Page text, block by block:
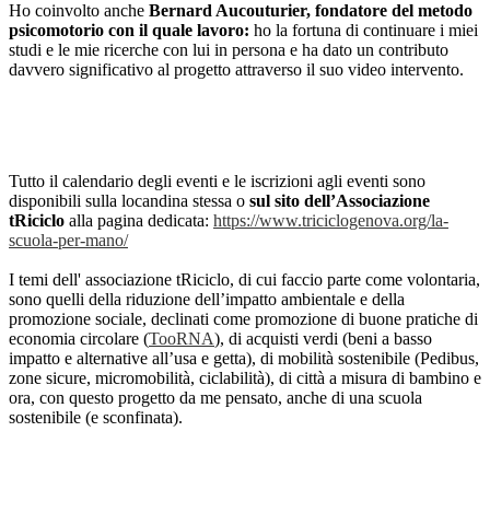
Ho coinvolto anche Bernard Aucouturier, fondatore del metodo
psicomotorio con il quale lavoro: ho la fortuna di continuare i miei
studi e le mie ricerche con lui in persona e ha dato un contributo
davvero significativo al progetto attraverso il suo video intervento.
Tutto il calendario degli eventi e le iscrizioni agli eventi sono
disponibili sulla locandina stessa o sul sito dell’Associazione
tRiciclo alla pagina dedicata: https://www.triciclogenova.org/la-
scuola-per-mano/
I temi dell' associazione tRiciclo, di cui faccio parte come volontaria,
sono quelli della riduzione dell’impatto ambientale e della
promozione sociale, declinati come promozione di buone pratiche di
economia circolare (TooRNA), di acquisti verdi (beni a basso
impatto e alternative all’usa e getta), di mobilità sostenibile (Pedibus,
zone sicure, micromobilità, ciclabilità), di città a misura di bambino e
ora, con questo progetto da me pensato, anche di una scuola
sostenibile (e sconfinata).